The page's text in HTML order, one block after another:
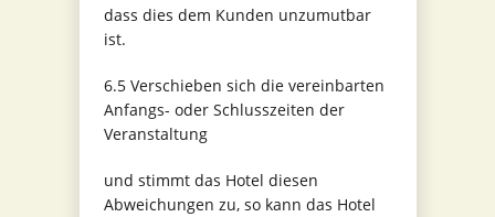
dass dies dem Kunden unzumutbar
ist.
6.5 Verschieben sich die vereinbarten
Anfangs- oder Schlusszeiten der
Veranstaltung
und stimmt das Hotel diesen
Abweichungen zu, so kann das Hotel